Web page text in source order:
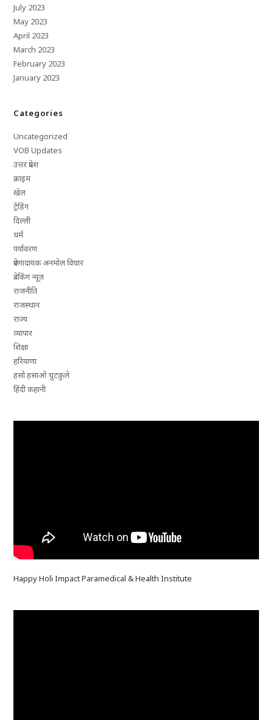
July 2023
May 2023
April 2023
March 2023
February 2023
January 2023
Categories
Uncategorized
VOB Updates
उत्तर प्रदेश
क्राइम
खेल
ट्रेंडिंग
दिल्ली
धर्म
पर्यावरण
प्रेरणादायक अनमोल विचार
ब्रेकिंग न्यूज़
राजनीति
राजस्थान
राज्य
व्यापार
शिक्षा
हरियाणा
हसो हसाओ चुटकुले
हिंदी कहानी
Happy Holi Impact Paramedical & Health Institute